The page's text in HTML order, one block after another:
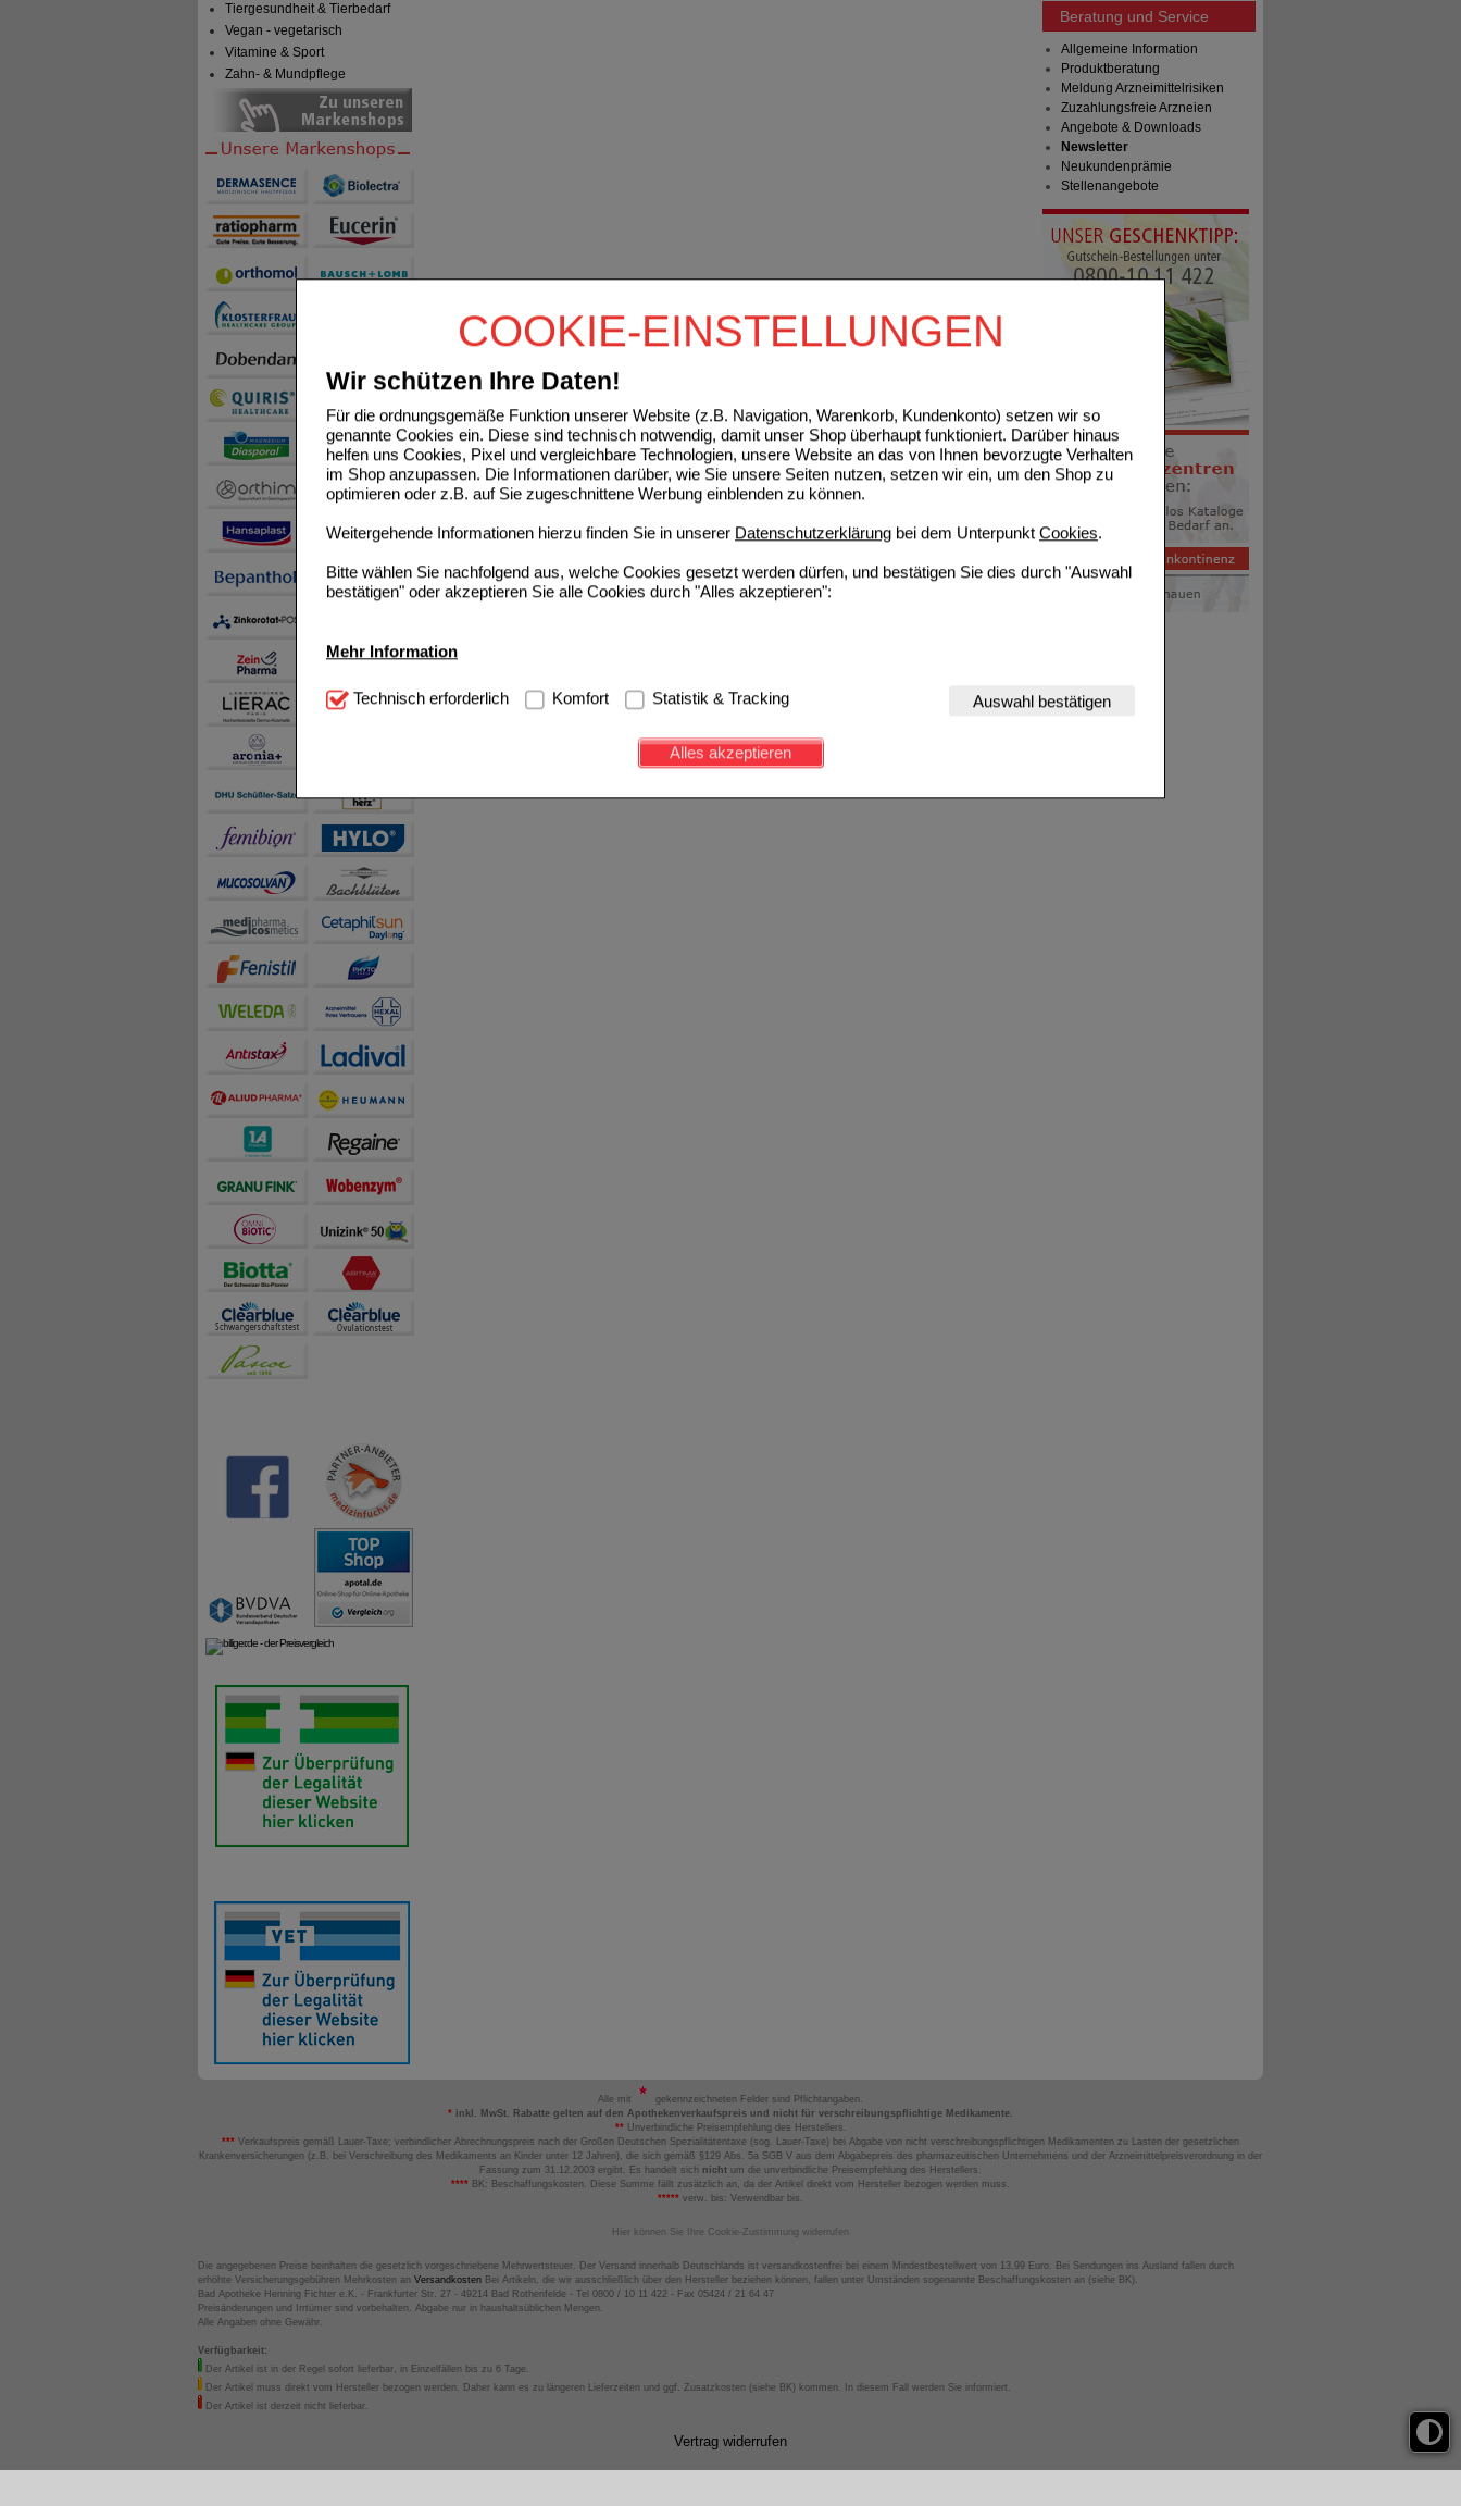
COOKIE-EINSTELLUNGEN
Wir schützen Ihre Daten!
Für die ordnungsgemäße Funktion unserer Website (z.B. Navigation, Warenkorb, Kundenkonto) setzen wir so
genannte Cookies ein. Diese sind technisch notwendig, damit unser Shop überhaupt funktioniert. Darüber hinaus
helfen uns Cookies, Pixel und vergleichbare Technologien, unsere Website an das von Ihnen bevorzugte Verhalten
im Shop anzupassen. Die Informationen darüber, wie Sie unsere Seiten nutzen, setzen wir ein, um den Shop zu
optimieren oder z.B. auf Sie zugeschnittene Werbung einblenden zu können.
Weitergehende Informationen hierzu finden Sie in unserer Datenschutzerklärung bei dem Unterpunkt Cookies.
Bitte wählen Sie nachfolgend aus, welche Cookies gesetzt werden dürfen, und bestätigen Sie dies durch "Auswahl
bestätigen" oder akzeptieren Sie alle Cookies durch "Alles akzeptieren":
Mehr Information
Technisch Notwendig: Hierbei handelt es sich um Cookies, die für die Grundfunktionen unserer Website
notwendig sind (z.B. Navigation, Warenkorb, Kundenkonto), weshalb auf diese nicht verzichtet werden kann.
Diese Cookies werden genutzt um das Einkaufserlebnis noch ansprechender zu gestalten,
beispielsweise für die Wiedererkennung des Besuchers oder unsere Seite an bevorzugte Verhaltensweisen (z.B.
Inhalte anzuzeigen und unser Partnerprogramm zu betreiben.
Statistik & Tracking:
sammeln, mit deren Hilfe wir unsere Website weiter für Sie optimieren können, den Inhalt auf unserer Website aber
auch die Werbung auf Drittseiten möglichst relevant für Sie zu gestalten. Bitte beachten Sie, dass Daten hierfür
Technisch erforderlich Komfort Statistik & Tracking Auswahl bestätigen
Alles akzeptieren
Tiergesundheit & Tierbedarf
Vegan - vegetarisch
Vitamine & Sport
Zahn- & Mundpflege
Beratung und Service
Allgemeine Information
Produktberatung
Meldung Arzneimittelrisiken
Zuzahlungsfreie Arzneien
Angebote & Downloads
Newsletter
Neukundenprämie
Stellenangebote
Alle mit
gekennzeichneten Felder sind Pflichtangaben.
* inkl. MwSt. Rabatte gelten auf den Apothekenverkaufspreis und nicht für verschreibungspflichtige Medikamente.
**Unverbindliche Preisempfehlung des Herstellers.
*** Verkaufspreis gemäß Lauer-Taxe; verbindlicher Abrechnungspreis nach der Großen Deutschen Spezialitätentaxe (sog. Lauer-Taxe) bei Abgabe von nicht verschreibungspflichtigen Medikamenten zu Lasten der gesetzlichen
Krankenversicherungen (z.B. bei Verschreibung des Medikaments an Kinder unter 12 Jahren), die sich gemäß §129 Abs. 5a SGB V aus dem Abgabepreis des pharmazeutischen Unternehmens und der Arzneimittelpreisverordnung in der
Fassung zum 31.12.2003 ergibt. Es handelt sich nicht um die unverbindliche Preisempfehlung des Herstellers.
**** BK: Beschaffungskosten. Diese Summe fällt zusätzlich an, da der Artikel direkt vom Hersteller bezogen werden muss.
***** verw. bis: Verwendbar bis.
Hier können Sie Ihre Cookie-Zustimmung widerrufen
Die angegebenen Preise beinhalten die gesetzlich vorgeschriebene Mehrwertsteuer. Der Versand innerhalb Deutschlands ist versandkostenfrei bei einem Mindestbestellwert von 13,99 Euro. Bei Sendungen ins Ausland fallen durch
erhöhte Versicherungsgebühren Mehrkosten an Versandkosten Bei Artikeln, die wir ausschließlich über den Hersteller beziehen können, fallen unter Umständen sogenannte Beschaffungskosten an (siehe BK).
Bad Apotheke Henning Fichter e.K. - Frankfurter Str. 27 - 49214 Bad Rothenfelde - Tel 0800 / 10 11 422 - Fax 05424 / 21 64 47
Preisänderungen und Irrtümer sind vorbehalten. Abgabe nur in haushaltsüblichen Mengen.
Alle Angaben ohne Gewähr.
Verfügbarkeit:
Der Artikel ist in der Regel sofort lieferbar, in Einzelfällen bis zu 6 Tage.
Der Artikel muss direkt vom Hersteller bezogen werden. Daher kann es zu längeren Lieferzeiten und ggf. Zusatzkosten (siehe BK) kommen. In diesem Fall werden Sie informiert.
Der Artikel ist derzeit nicht lieferbar.
Vertrag widerrufen